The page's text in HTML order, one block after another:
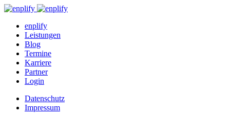
enplify
Leistungen
Blog
Termine
Karriere
Partner
Login
Datenschutz
Impressum